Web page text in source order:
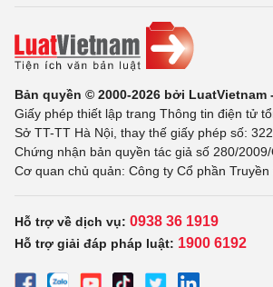
Bản quyền © 2000-2026 bởi
Giấy phép thiết lập trang Thông tin điện tử
Sở TT-TT Hà Nội, thay thế giấy phép số:
Chứng nhận bản quyền tác giả số 280/
Cơ quan chủ quản: Công ty Cổ phần
Hỗ trợ về dịch vụ: 0938 36 1919
Hỗ trợ giải đáp pháp luật: 1900 6192